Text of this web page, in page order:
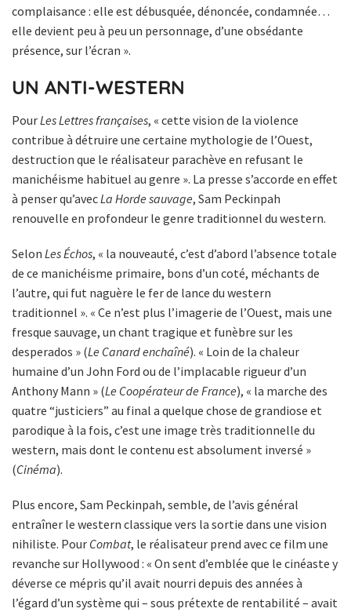
complaisance : elle est débusquée, dénoncée, condamnée…
elle devient peu à peu un personnage, d’une obsédante
présence, sur l’écran ».
UN ANTI-WESTERN
PourLes Lettres françaises, « cette vision de la violence
contribue à détruire une certaine mythologie de l’Ouest,
destruction que le réalisateur parachève en refusant le
manichéisme habituel au genre ». La presse s’accorde en effet
à penser qu’avecLa Horde sauvage, Sam Peckinpah
renouvelle en profondeur le genre traditionnel du western.
Selon Les Échos, « la nouveauté, c’est d’abord l’absence totale
de ce manichéisme primaire, bons d’un coté, méchants de
l’autre, qui fut naguère le fer de lance du western
traditionnel ». « Ce n’est plus l’imagerie de l’Ouest, mais une
fresque sauvage, un chant tragique et funèbre sur les
desperados » (Le Canard enchaîné). « Loin de la chaleur
humaine d’un John Ford ou de l’implacable rigueur d’un
Anthony Mann » (Le Coopérateur de France), « la marche des
quatre “justiciers” au final a quelque chose de grandiose et
parodique à la fois, c’est une image très traditionnelle du
western, mais dont le contenu est absolument inversé »
(Cinéma).
Plus encore, Sam Peckinpah, semble, de l’avis général
entraîner le western classique vers la sortie dans une vision
nihiliste. Pour Combat, le réalisateur prend avec ce film une
revanche sur Hollywood : « On sent d’emblée que le cinéaste y
déverse ce mépris qu’il avait nourri depuis des années à
l’égard d’un système qui – sous prétexte de rentabilité – avait